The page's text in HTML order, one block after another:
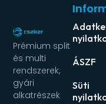
Prémium split
és multi
rendszerek,
gyári
alkatrészek
ÁSZF
Süti